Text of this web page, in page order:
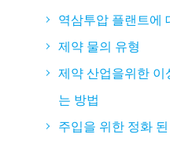
역삼투압 플랜트에
제약 물의 유형
제약 산업을위한 이
는 방법
주입을 위한 정화